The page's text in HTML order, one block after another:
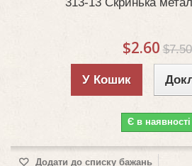
$2.60 $7.50
У Кошик
Є в наявності
Додати до списку бажань